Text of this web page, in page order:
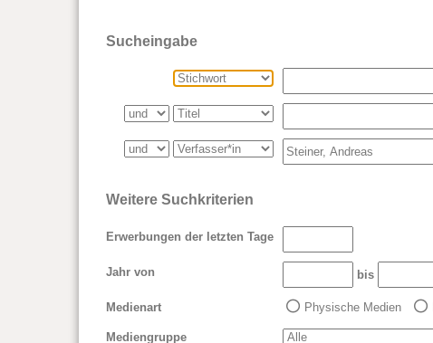
Sucheingabe
Weitere Suchkriterien
Erwerbungen der letzten Tage
Jahr von bis
Medienart Physische Medien
Mediengruppe